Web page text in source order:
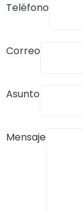
Teléfono
Correo
Asunto
Mensaje